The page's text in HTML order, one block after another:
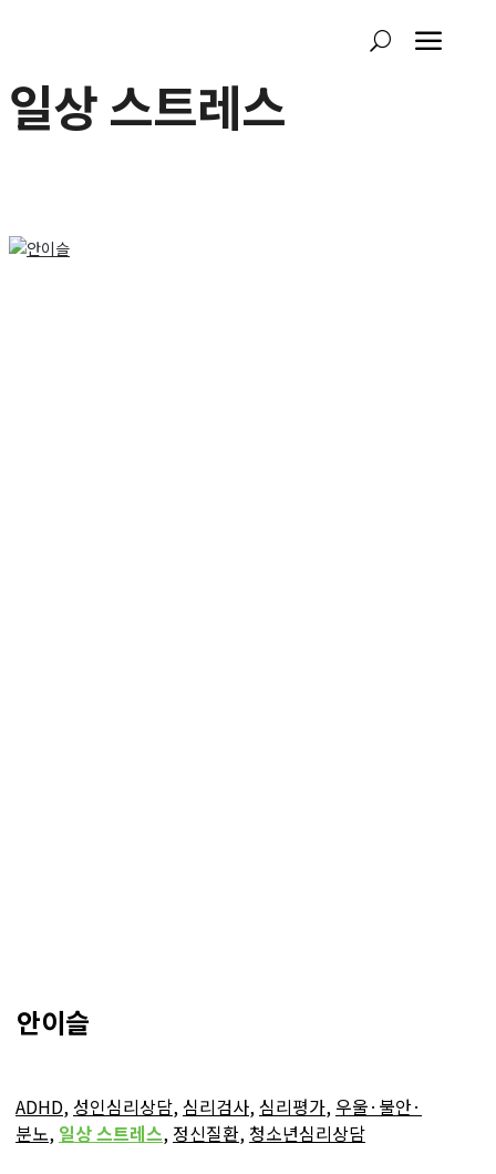
U a
일상 스트레스
안이슬
ADHD,성인심리상담,심리검사,심리평가, 우울·불안·
분노, 일상 스트레스, 정신질환, 청소년심리상담